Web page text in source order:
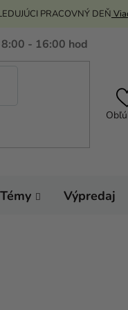
PRACOVNÝ DEŇ
Témy Výpredaj